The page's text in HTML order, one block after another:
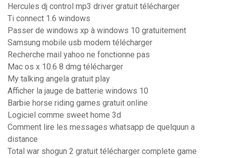
Hercules dj control mp3 driver gratuit télécharger
Ti connect 1.6 windows
Passer de windows xp à windows 10 gratuitement
Samsung mobile usb modem télécharger
Recherche mail yahoo ne fonctionne pas
Mac os x 10.6 8 dmg télécharger
My talking angela gratuit play
Afficher la jauge de batterie windows 10
Barbie horse riding games gratuit online
Logiciel comme sweet home 3d
Comment lire les messages whatsapp de quelquun a
distance
Total war shogun 2 gratuit télécharger complete game